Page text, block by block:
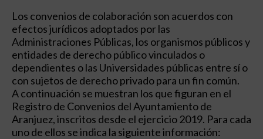
Los convenios de colaboración son acuerdos con
efectos jurídicos adoptados por las
Administraciones Públicas, los organismos públicos y
entidades de derecho público vinculados o
dependientes o las Universidades públicas entre sí o
con sujetos de derecho privado para un fin común.
A continuación se muestran los que figuran en el
Registro de Convenios del Ayuntamiento de
Aranjuez, inscritos desde el ejercicio 2019. Para cada
uno de ellos se indica la siguiente información: